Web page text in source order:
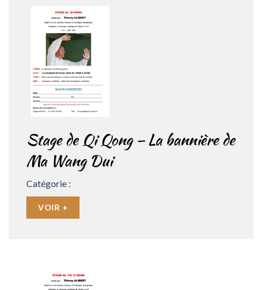
Stage de Qi Qong – La bannière de
Ma Wang Dui
Catégorie :
VOIR +